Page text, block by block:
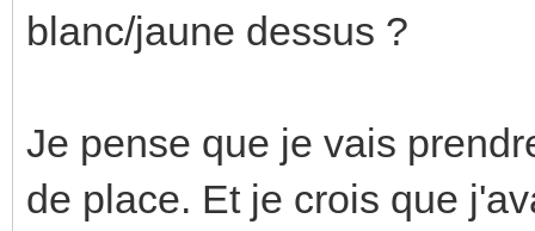
blanc/jaune dessus ?
Je pense que je vais
de place. Et je crois que